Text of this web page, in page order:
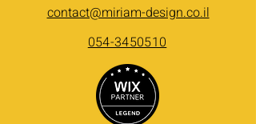
contact@miriam-design.co.il
054-3450510